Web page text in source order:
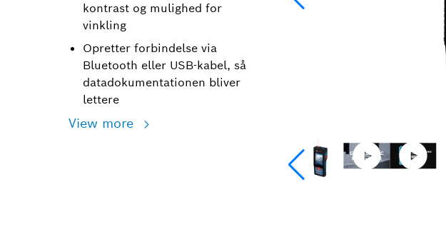
kontrast og mulighed for
vinkling
Opretter forbindelse via
Bluetooth eller USB-kabel, så
datadokumentationen bliver
lettere
View more